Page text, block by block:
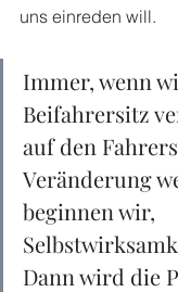
uns einreden will.
Immer, wenn
Beifahrersitz
auf den
Veränderung
beginnen wir,
Dann wird die